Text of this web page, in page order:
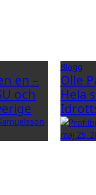
en –
och
Blogg
Olle
Hela
maj 25,